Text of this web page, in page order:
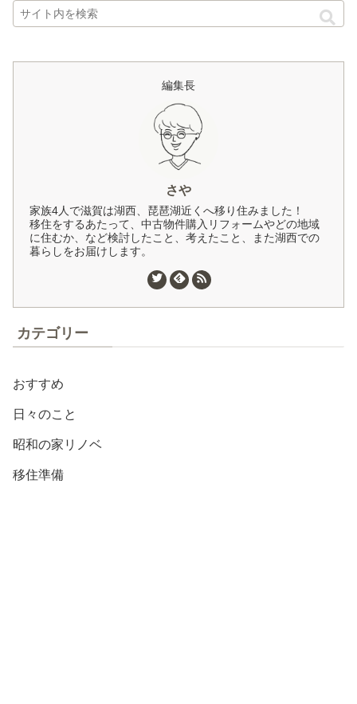
編集長
さや
家族4人で滋賀は湖西、琵琶湖近くへ移り住みました！
移住をするあたって、中古物件購入リフォームやどの地域
に住むか、など検討したこと、考えたこと、また湖西での
暮らしをお届けします。
カテゴリー
おすすめ
日々のこと
昭和の家リノベ
移住準備